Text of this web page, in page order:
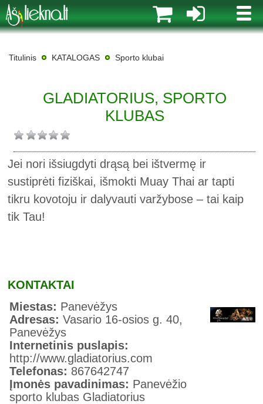
MENIU
Titulinis KATALOGAS Sporto klubai
GLADIATORIUS, SPORTO
KLUBAS
Jei nori išsiugdyti drąsą bei ištvermę ir
sustiprėti fiziškai, išmokti Muay Thai ar tapti
tikru kovotoju ir dalyvauti varžybose – tai kaip
tik Tau!
KONTAKTAI
Miestas: Panevėžys
Adresas:Vasario 16-osios g. 40,
Panevėžys
Internetinis puslapis:
http://www.gladiatorius.com
Telefonas: 867642747
Įmonės pavadinimas: Panevėžio
sporto klubas Gladiatorius